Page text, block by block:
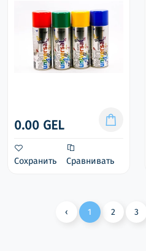
0.00 GEL
Сохранить Сравнивать
‹ 1 2 3